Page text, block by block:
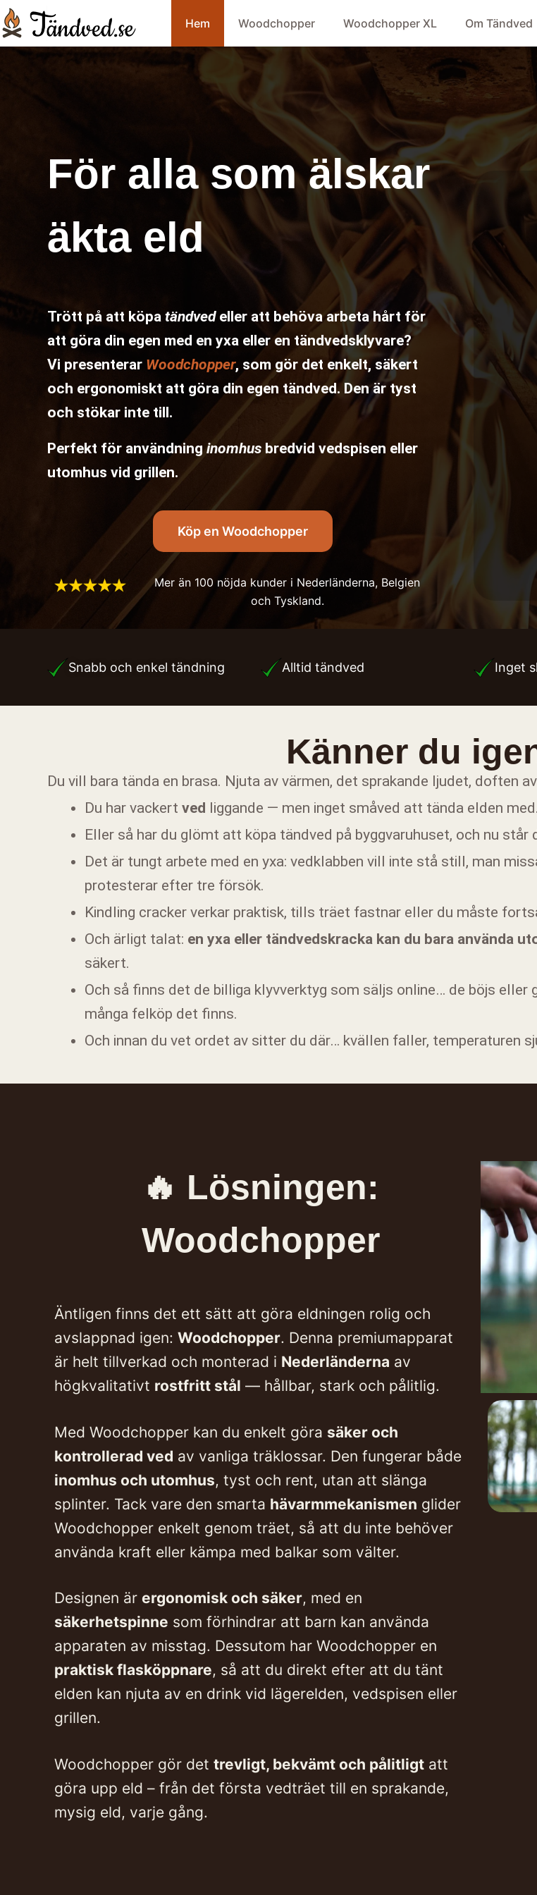
Hem Woodchopper Woodchopper XL Om Tändved
För alla som älskar
äkta eld
Trött på att köpatändvedeller att behöva arbeta hårt för
att göra din egen med en yxa eller en tändvedsklyvare?
Vi presenterar Woodchopper, som gör det enkelt, säkert
och ergonomiskt att göra din egen tändved. Den är tyst
och stökar inte till.
Perfekt för användninginomhus bredvid vedspisen eller
utomhus vid grillen.
Köp en Woodchopper
Mer än 100 nöjda kunder i Nederländerna, Belgien
och Tyskland.
Snabb och enkel tändning Alltid tändved Inget
Känner du
Du vill bara tända en brasa. Njuta av värmen, det sprakande ljudet, doften
Du har vackert ved liggande — men inget småved att tända elden med.
Eller så har du glömt att köpa tändved på byggvaruhuset, och nu
Det är tungt arbete med en yxa: vedklabben vill inte stå still, man
protesterar efter tre försök.
Kindling cracker verkar praktisk, tills träet fastnar eller du måste
Och ärligt talat: en yxa eller tändvedskracka kan du bara använda
säkert.
Och så finns det de billiga klyvverktyg som säljs online… de böjs
många felköp det finns.
Och innan du vet ordet av sitter du där… kvällen faller, temperaturen
🔥 Lösningen:
Woodchopper
Äntligen finns det ett sätt att göra eldningen rolig och
avslappnad igen:Woodchopper. Denna premiumapparat
är helt tillverkad och monterad i Nederländerna av
högkvalitativt rostfritt stål — hållbar, stark och pålitlig.
Med Woodchopper kan du enkelt göra säker och
kontrollerad ved av vanliga träklossar. Den fungerar både
inomhus och utomhus, tyst och rent, utan att slänga
splinter. Tack vare den smarta hävarmmekanismen glider
Woodchopper enkelt genom träet, så att du inte behöver
använda kraft eller kämpa med balkar som välter.
Designen ärergonomisk och säker, med en
säkerhetspinne som förhindrar att barn kan använda
apparaten av misstag. Dessutom har Woodchopper en
praktisk flasköppnare, så att du direkt efter att du tänt
elden kan njuta av en drink vid lägerelden, vedspisen eller
grillen.
Woodchopper gör dettrevligt, bekvämt och pålitligt att
göra upp eld – från det första vedträet till en sprakande,
mysig eld, varje gång.